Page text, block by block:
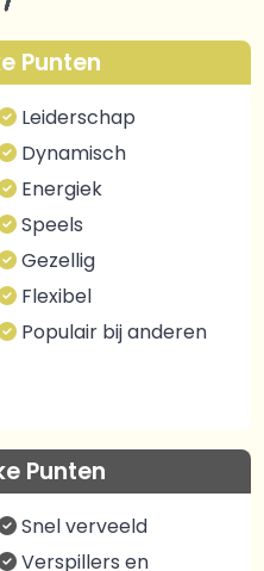
Punten
Leiderschap
Dynamisch
Energiek
Speels
Gezellig
Flexibel
Populair bij anderen
Punten
Snel verveeld
Verspillers en